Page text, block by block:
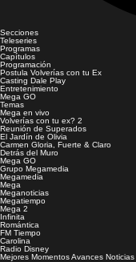
Secciones
Teleseries
Programas
Capítulos
Programación
Postula Volverías con tu Ex
Casting Dale Play
Entretenimiento
Mega GO
Temas
Mega en vivo
Volverías con tu ex? 2
Reunión de Superados
El Jardín de Olivia
Carmen Gloria, Fuerte & Claro
Detrás del Muro
Mega GO
Grupo Megamedia
Megamedia
Mega
Meganoticias
Megatiempo
Mega 2
Infinita
Romántica
FM Tiempo
Carolina
Radio Disney
Mejores MomentosAvances Noticias